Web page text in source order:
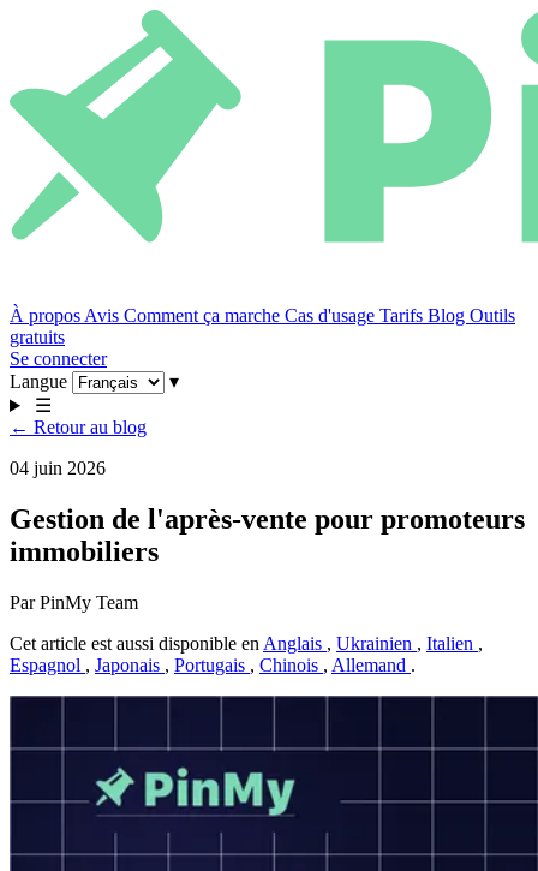
À propos Avis Comment ça marche Cas d'usage Tarifs Blog Outils
gratuits
Se connecter
Langue
▾
☰
← Retour au blog
04 juin 2026
Gestion de l'après-vente pour promoteurs
immobiliers
Par PinMy Team
Cet article est aussi disponible en Anglais , Ukrainien , Italien ,
Espagnol , Japonais , Portugais , Chinois , Allemand .